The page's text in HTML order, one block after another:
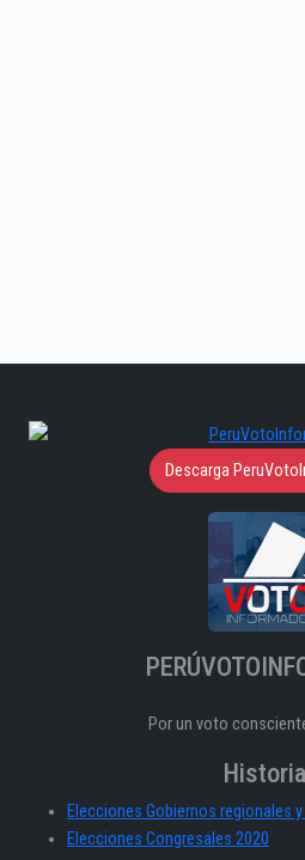
Descarga
Por un voto
Elecciones Gobiernos regionales
Elecciones Congresales 2020